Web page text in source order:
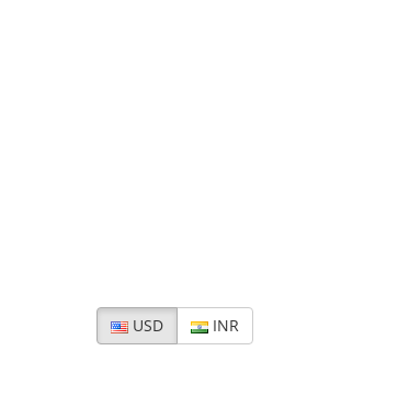
USD INR